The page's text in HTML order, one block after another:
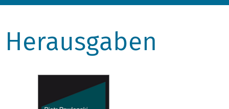
Herausgaben